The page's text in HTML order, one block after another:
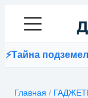
подземелий:
Главная /